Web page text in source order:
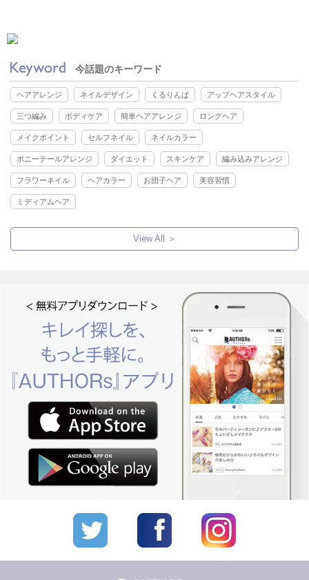
今話題のキーワード
ヘアアレンジ ネイルデザイン くるりんぱ アップヘアスタイル
三つ編み ボディケア 簡単ヘアアレンジ ロングヘア
メイクポイント セルフネイル ネイルカラー
ポニーテールアレンジ ダイエット スキンケア 編み込みアレンジ
フラワーネイル ヘアカラー お団子ヘア 美容習慣
ミディアムヘア
View All ＞